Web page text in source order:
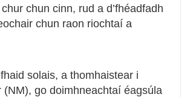
chun cinn, rud a d’fhéadfadh
chun raon riochtaí a
solais, a thomhaistear i
(NM), go doimhneachtaí éagsúla